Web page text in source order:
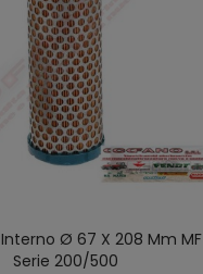
SCOPRIRE
Ø 67 X 208 Mm MF
Serie 200/500